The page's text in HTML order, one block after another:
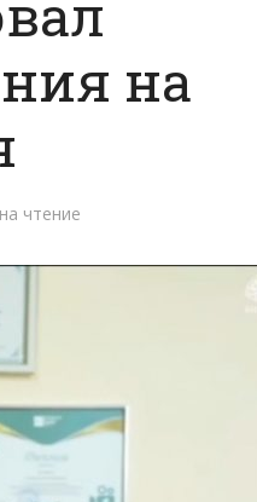
на
чтение